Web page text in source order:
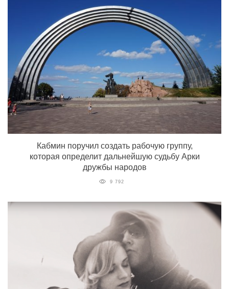
Кабмин поручил создать рабочую группу,
которая определит дальнейшую судьбу Арки
дружбы народов
9 792